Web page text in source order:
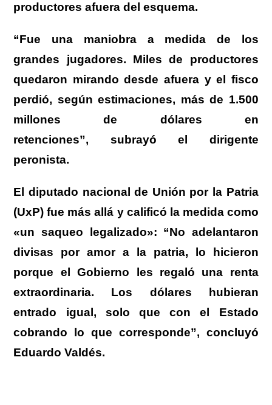
productores afuera del esquema.
“Fue una maniobra a medida de los
grandes jugadores. Miles de productores
quedaron mirando desde afuera y el fisco
perdió, según estimaciones, más de 1.500
millones de dólares en
retenciones”, subrayó el dirigente
peronista.
El diputado nacional de Unión por la Patria
(UxP) fue más allá y calificó la medida como
«un saqueo legalizado»: “No adelantaron
divisas por amor a la patria, lo hicieron
porque el Gobierno les regaló una renta
extraordinaria. Los dólares hubieran
entrado igual, solo que con el Estado
cobrando lo que corresponde”, concluyó
Eduardo Valdés.